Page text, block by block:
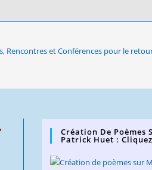
Rencontres et Conférences pour le
Création De Poèmes
Patrick Huet :